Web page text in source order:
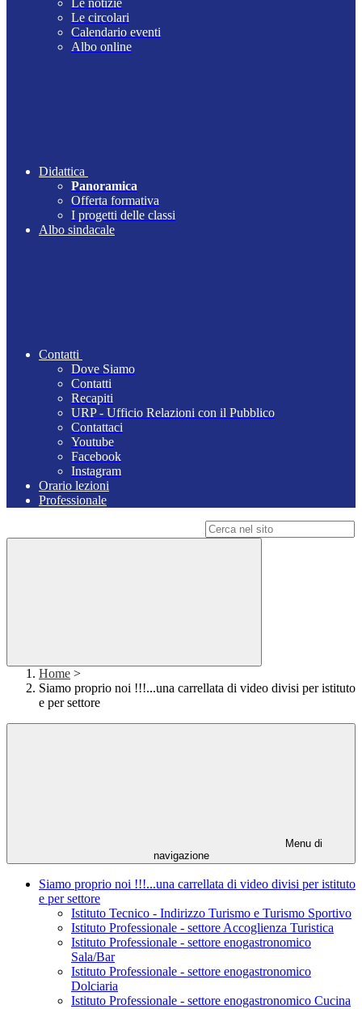
Le notizie
Le circolari
Calendario eventi
Albo online
Didattica
Panoramica
Offerta formativa
I progetti delle classi
Albo sindacale
Contatti
Dove Siamo
Contatti
Recapiti
URP - Ufficio Relazioni con il Pubblico
Contattaci
Youtube
Facebook
Instagram
Orario lezioni
Professionale
Home >
Siamo proprio noi !!!...una carrellata di video divisi per istituto
e per settore
Menu di
navigazione
Siamo proprio noi !!!...una carrellata di video divisi per istituto
e per settore
Istituto Tecnico - Indirizzo Turismo e Turismo Sportivo
Istituto Professionale - settore Accoglienza Turistica
Istituto Professionale - settore enogastronomico
Sala/Bar
Istituto Professionale - settore enogastronomico
Dolciaria
Istituto Professionale - settore enogastronomico Cucina